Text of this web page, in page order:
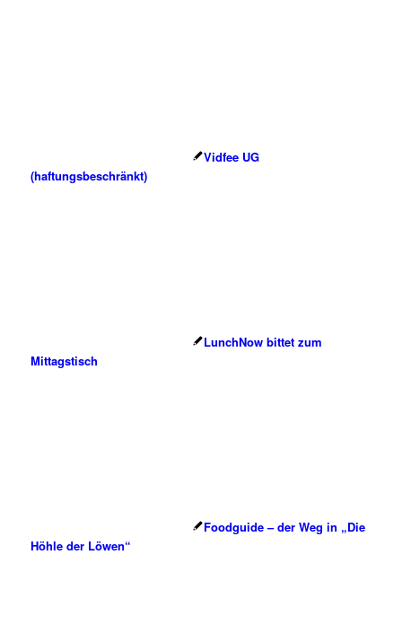
Vidfee UG
(haftungsbeschränkt)
LunchNow bittet zum
Mittagstisch
Foodguide – der Weg in „Die
Höhle der Löwen“